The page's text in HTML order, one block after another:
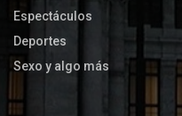
Espectáculos
Deportes
Sexo y algo más